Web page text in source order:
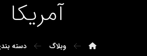
آمریکا
وبلاگ دسته